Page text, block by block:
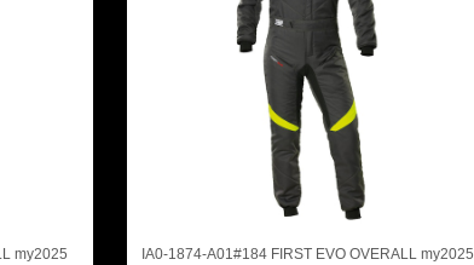
my2025
IA0-1874-A01#184 FIRST EVO OVERALL my2025